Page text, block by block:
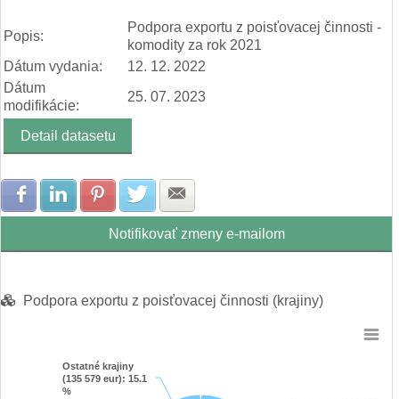
Ostatné komodity (8 918 eur)
Popis:
Podpora exportu z poisťovacej činnosti -
komodity za rok 2021
Dátum vydania:
12. 12. 2022
Dátum
modifikácie:
25. 07. 2023
Detail datasetu
Zdielať na Facebook
Zdielať na LinkedIn
Zdielať na Pinterest
Zdielať na Twitter
Notifikovať zmeny e-mailom
Podpora exportu z poisťovacej činnosti (krajiny)
Pie chart with 11 slices.
Ostatné krajiny
(135 579 eur): 15.1
%
Ostatné krajiny
(135 579 eur): 15.1
%